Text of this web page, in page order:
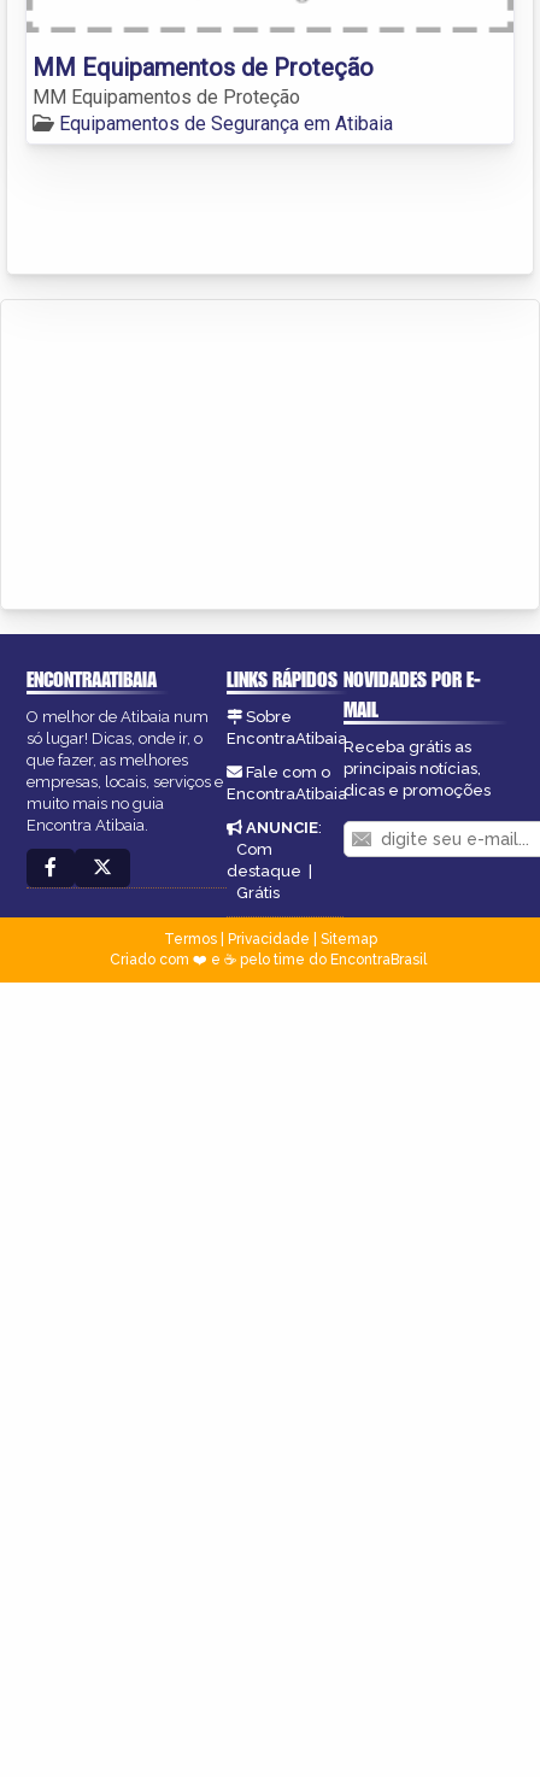
MM Equipamentos de Proteção
MM Equipamentos de Proteção
Equipamentos de Segurança em Atibaia
ENCONTRAATIBAIA
O melhor de Atibaia num
só lugar! Dicas, onde ir, o
que fazer, as melhores
empresas, locais, serviços e
muito mais no guia
Encontra Atibaia.
LINKS RÁPIDOS
Sobre
EncontraAtibaia
Fale com o
EncontraAtibaia
ANUNCIE:
Com
destaque |
Grátis
NOVIDADES POR E-
MAIL
Receba grátis as
principais notícias,
dicas e promoções
Termos| Privacidade
Sitemap
Criado com ❤️ e ☕ pelo time do EncontraBrasil